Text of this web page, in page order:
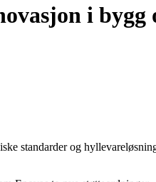
i bygg
standarder og